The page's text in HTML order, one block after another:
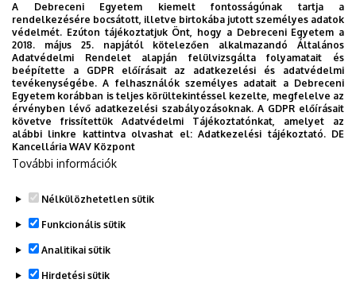
2026. augusztus 5.
Díszdoktorát gyászolja a Debreceni
Egyetem
INTÉZMÉNYI TTK TUDOMÁNY
A Debreceni Egyetem kiemelt fontosságúnak tartja a
rendelkezésére bocsátott, illetve birtokába jutott személyes adatok
védelmét. Ezúton tájékoztatjuk Önt, hogy a Debreceni Egyetem a
2018. május 25. napjától kötelezően alkalmazandó Általános
Adatvédelmi Rendelet alapján felülvizsgálta folyamatait és
beépítette a GDPR előírásait az adatkezelési és adatvédelmi
tevékenységébe. A felhasználók személyes adatait a Debreceni
Egyetem korábban is teljes körültekintéssel kezelte, megfelelve az
érvényben lévő adatkezelési szabályozásoknak. A GDPR előírásait
követve frissítettük Adatvédelmi Tájékoztatónkat, amelyet az
alábbi linkre kattintva olvashat el:Adatkezelési tájékoztató. DE
Kancellária WAV Központ
További információk
Nélkülözhetetlen sütik
Funkcionális sütik
Analitikai sütik
Hirdetési sütik